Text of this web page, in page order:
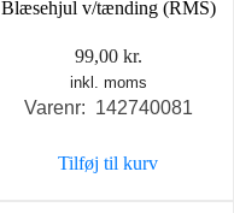
Blæsehjul v/tænding (RMS)
99,00 kr.
inkl. moms
Varenr: 142740081
Tilføj til kurv